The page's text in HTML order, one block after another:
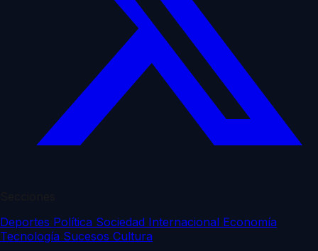
Deportes Política Sociedad Internacional Economía
Tecnología Sucesos Cultura